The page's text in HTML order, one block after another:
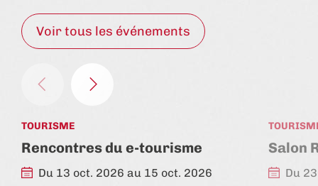
Voir tous les événements
TOURISME
Rencontres du e-tourisme
Du 13 oct. 2026 au 15 oct. 2026
Salon
Du